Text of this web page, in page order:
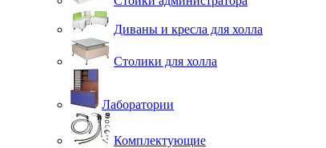
Диваны и кресла для холла
Столики для холла
Лаборатории
Комплектующие